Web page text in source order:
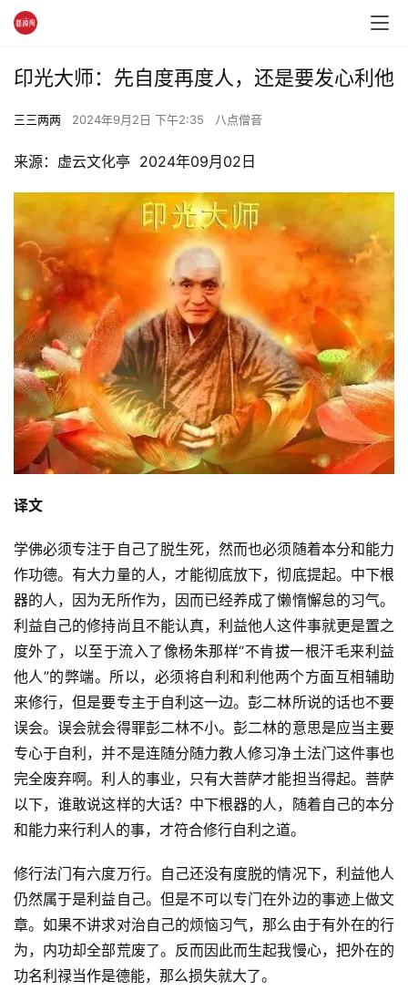
印光大师：先自度再度人，还是要发心利他
三三两两 2024年9月2日 下午2:35 八点僧音
来源：虚云文化亭  2024年09月02日
译文
学佛必须专注于自己了脱生死，然而也必须随着本分和能力
作功德。有大力量的人，才能彻底放下，彻底提起。中下根
器的人，因为无所作为，因而已经养成了懒惰懈怠的习气。
利益自己的修持尚且不能认真，利益他人这件事就更是置之
度外了，以至于流入了像杨朱那样“不肯拔一根汗毛来利益
他人”的弊端。所以，必须将自利和利他两个方面互相辅助
来修行，但是要专主于自利这一边。彭二林所说的话也不要
误会。误会就会得罪彭二林不小。彭二林的意思是应当主要
专心于自利，并不是连随分随力教人修习净土法门这件事也
完全废弃啊。利人的事业，只有大菩萨才能担当得起。菩萨
以下，谁敢说这样的大话？中下根器的人，随着自己的本分
和能力来行利人的事，才符合修行自利之道。
修行法门有六度万行。自己还没有度脱的情况下，利益他人
仍然属于是利益自己。但是不可以专门在外边的事迹上做文
章。如果不讲求对治自己的烦恼习气，那么由于有外在的行
为，内功却全部荒废了。反而因此而生起我慢心，把外在的
功名利禄当作是德能，那么损失就大了。